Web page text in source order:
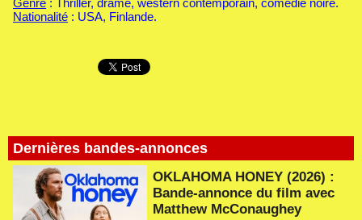
Dernières bandes-annonces
OKLAHOMA HONEY (2026) :
Bande-annonce du film avec
Matthew McConaughey
Genre : Thriller, drame, western contemporain, comédie noire.
Nationalité : USA, Finlande.